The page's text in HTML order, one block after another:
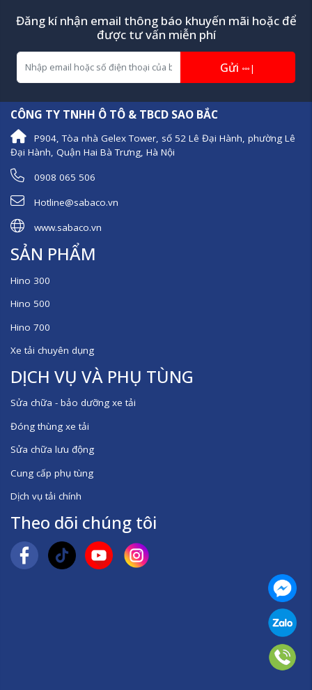
Đăng kí nhận email thông báo khuyến mãi hoặc để
được tư vấn miễn phí
Gửi |
CÔNG TY TNHH Ô TÔ & TBCD SAO BẮC
P904, Tòa nhà Gelex Tower, số 52 Lê Đại Hành, phường Lê
Đại Hành, Quận Hai Bà Trưng, Hà Nội
0908 065 506
Hotline@sabaco.vn
www.sabaco.vn
SẢN PHẨM
Hino 300
Hino 500
Hino 700
Xe tải chuyên dụng
DỊCH VỤ VÀ PHỤ TÙNG
Sửa chữa - bảo dưỡng xe tải
Đóng thùng xe tải
Sửa chữa lưu động
Cung cấp phụ tùng
Dịch vụ tải chính
Theo dõi chúng tôi
Zalo
Số